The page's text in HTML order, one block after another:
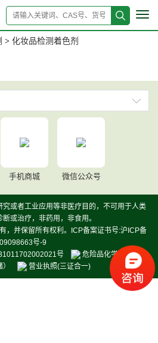
> 化妆品检测着色剂
手机商城 微信公众号
或者工业应用等非医疗目的，不可用于人类
或治疗，非药用，非食用。
，并保留所有权利。ICP备案证书号:沪ICP备
09098663号-9
号
危险品化学品经营许
营业执照(三证合一)